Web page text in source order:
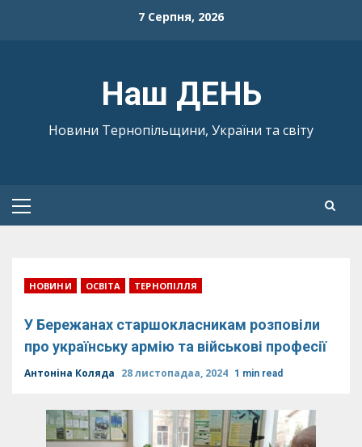
7 Серпня, 2026
Наш ДЕНЬ
Новини Тернопільщини, України та світу
Primary
НОВИНИ ОСВІТА ТЕРНОПІЛЛЯ
У Бережанах старшокласникам розповіли
про українську армію та військові професії
Антоніна Коляда 28 листопадаа, 2024 1 min read